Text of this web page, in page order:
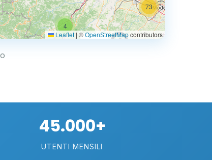
4
73
0.769 €
Leaflet | ©OpenStreetMapcontributors
45.000+
UTENTI MENSILI